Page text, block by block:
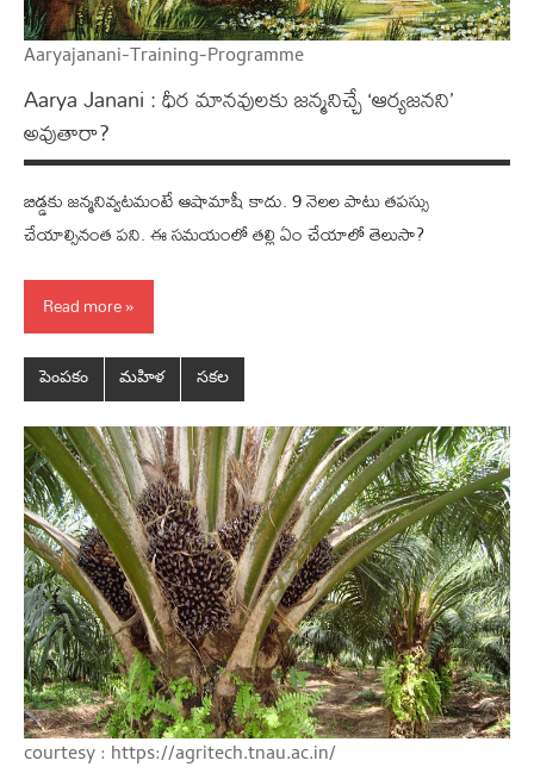
Aaryajanani-Training-Programme
Aarya Janani : ధీర మాన‌వుల‌కు జ‌న్మ‌నిచ్చే ‘ఆర్య‌జ‌న‌ని’
అవుతారా?
బిడ్డ‌కు జ‌న్మ‌నివ్వ‌ట‌మంటే ఆషామాషీ కాదు. 9 నెల‌ల పాటు త‌ప‌స్సు
చేయాల్సినంత ప‌ని. ఈ స‌మ‌యంలో త‌ల్లి ఏం చేయాలో తెలుసా?
Read more
పెంప‌కం మహిళ సకల
courtesy : https://agritech.tnau.ac.in/